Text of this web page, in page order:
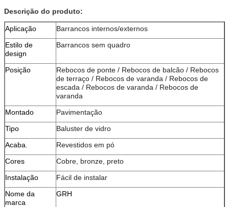
Descrição do produto:
Aplicação
Barrancos internos/externos
Estilo de
design
Barrancos sem quadro
Posição
Rebocos de ponte / Rebocos de balcão / Rebocos
de terraço / Rebocos de varanda / Rebocos de
escada / Rebocos de varanda / Rebocos de
varanda
Montado
Pavimentação
Tipo
Baluster de vidro
Acaba.
Revestidos em pó
Cores
Cobre, bronze, preto
Instalação
Fácil de instalar
Nome da
marca
GRH